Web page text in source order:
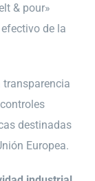
& pour»
de la
destinadas
Europea.